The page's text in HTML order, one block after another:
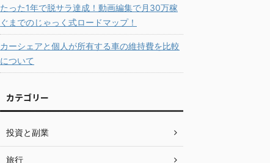
たった1年で脱サラ達成！動画編集で月30万稼
ぐまでのじゃっく式ロードマップ！
カーシェアと個人が所有する車の維持費を比較
について
カテゴリー
投資と副業
旅行